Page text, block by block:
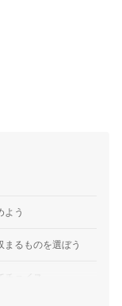
よう
るものを選ぼう
ョイス